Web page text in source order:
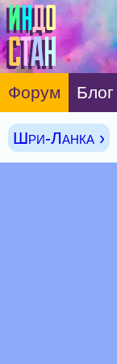
Форум Блог
Шри-Ланка ›